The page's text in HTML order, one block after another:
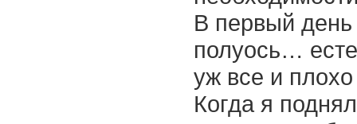
В первый день
полуось…
уж все и
Когда я